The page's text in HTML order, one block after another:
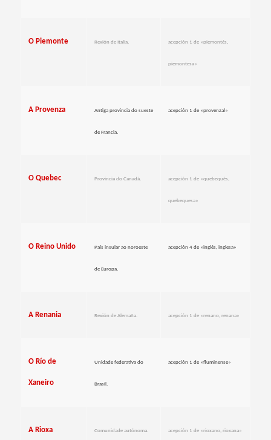
O Piemonte Rexión de Italia. acepción 1 de «piemontés,
piemontesa»
A Provenza Antiga provincia do sueste
de Francia.
acepción 1 de «provenzal»
O Quebec Provincia do Canadá. acepción 1 de «quebequés,
quebequesa»
O Reino Unido País insular ao noroeste
de Europa.
acepción 4 de «inglés, inglesa»
A Renania Rexión de Alemaña. acepción 1 de «renano, renana»
O Río de
Xaneiro
Unidade federativa do
Brasil.
acepción 1 de «fluminense»
A Rioxa Comunidade autónoma. acepción 1 de «rioxano, rioxana»